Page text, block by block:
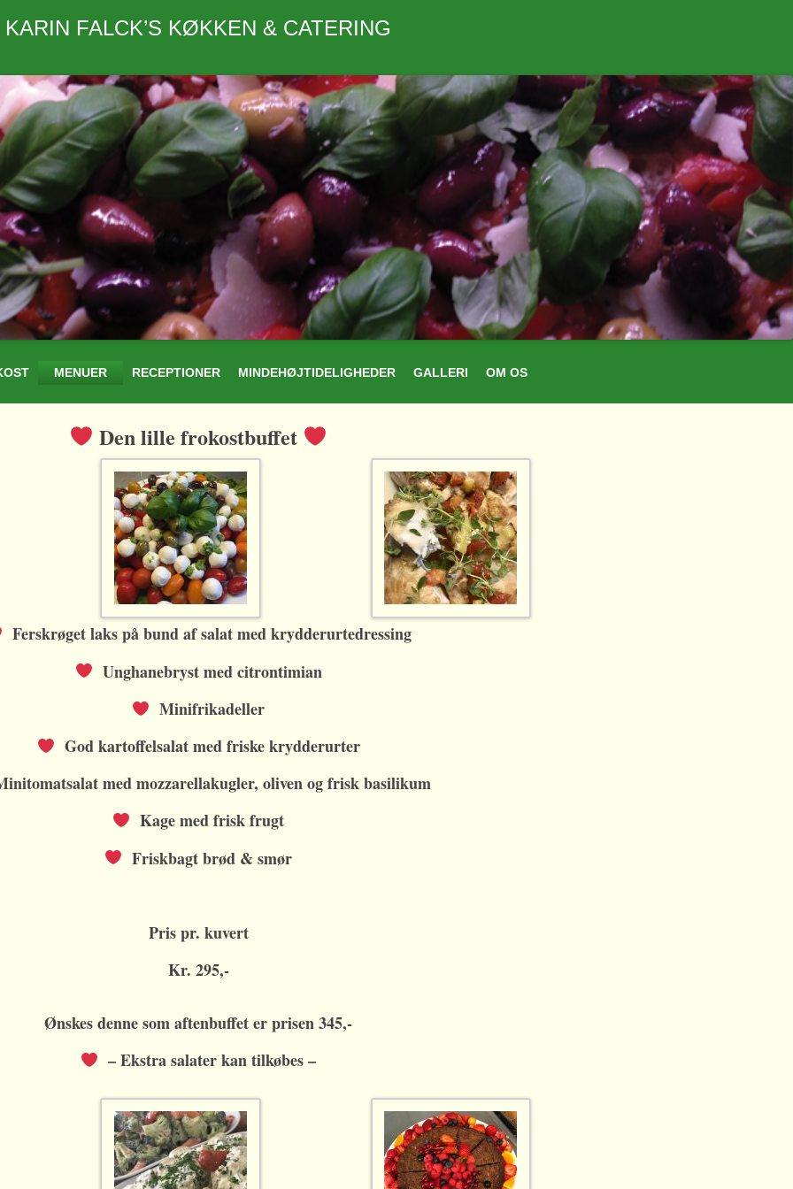
KARIN FALCK’S KØKKEN & CATERING
Skip
content
MENUER
DEN LÆKRE BUFFET
GOD DANSK FROKOST
DEN LILLE FROKOSTBUFFET
RECEPTIONSBUFFET 1
RECEPTIONSBUFFET 2
RECEPTIONSBUFFET 3
RECEPTIONER
RECEPTIONSBUFFET 3
MINDEHØJTIDELIGHEDER GALLERI OM OS
Den lille frokostbuffet
Ferskrøget laks på bund af salat med krydderurtedressing
Unghanebryst med citrontimian
Minifrikadeller
God kartoffelsalat med friske krydderurter
med mozzarellakugler, oliven og frisk basilikum
Kage med frisk frugt
Friskbagt brød & smør
Pris pr. kuvert
Kr. 295,-
Ønskes denne som aftenbuffet er prisen 345,-
– Ekstra salater kan tilkøbes –